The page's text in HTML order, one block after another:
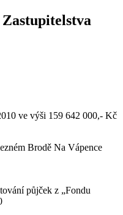
Zastupitelstva
ve výši 159 642 000,- Kč
Brodě Na Vápence
půjček z „Fondu